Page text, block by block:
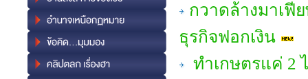
กวาดล้างมาเฟี
ธุรกิจฟอกเงิน
ทำเกษตรแค่ 2